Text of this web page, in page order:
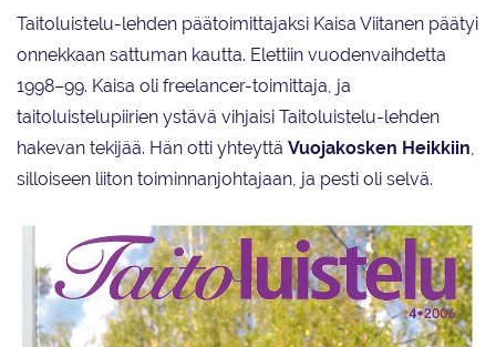
Taitoluistelu-lehden päätoimittajaksi Kaisa Viitanen päätyi
onnekkaan sattuman kautta. Elettiin vuodenvaihdetta
1998–99. Kaisa oli freelancer-toimittaja, ja
taitoluistelupiirien ystävä vihjaisi Taitoluistelu-lehden
hakevan tekijää. Hän otti yhteyttä Vuojakosken Heikkiin,
silloiseen liiton toiminnanjohtajaan, ja pesti oli selvä.